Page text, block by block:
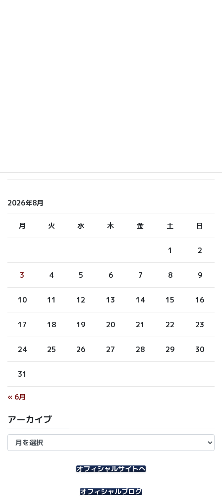
2026年8月
月 火 水 木 金 土 日
1 2
3 4 5 6 7 8 9
10 11 12 13 14 15 16
17 18 19 20 21 22 23
24 25 26 27 28 29 30
31
« 6月
アーカイブ
ア
オフィシャルサイトへ
オフィシャルブログ